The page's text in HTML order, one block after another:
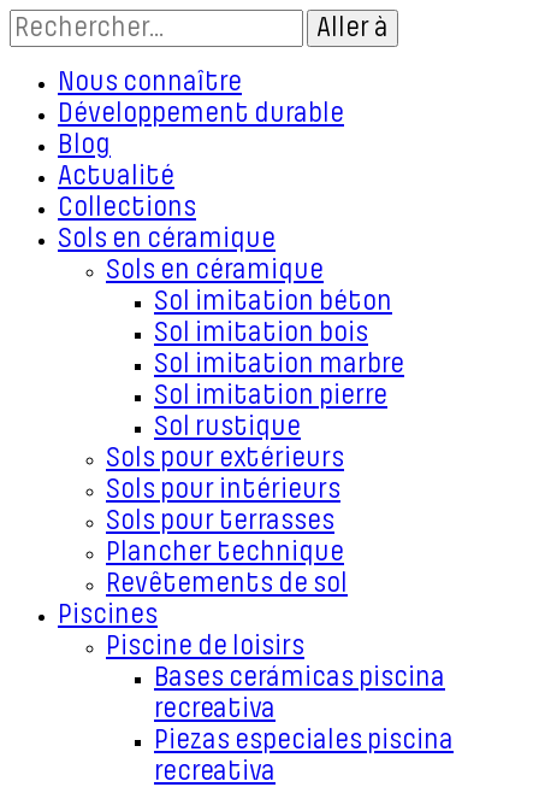
Nous connaître
Développement durable
Blog
Actualité
Collections
Sols en céramique
Sols en céramique
Sol imitation béton
Sol imitation bois
Sol imitation marbre
Sol imitation pierre
Sol rustique
Sols pour extérieurs
Sols pour intérieurs
Sols pour terrasses
Plancher technique
Revêtements de sol
Piscines
Piscine de loisirs
Bases cerámicas piscina
recreativa
Piezas especiales piscina
recreativa